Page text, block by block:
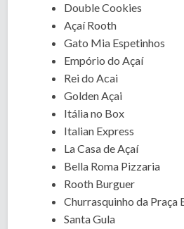
Double Cookies
Açaí Rooth
Gato Mia Espetinhos
Empório do Açaí
Rei do Acai
Golden Açai
Itália no Box
Italian Express
La Casa de Açaí
Bella Roma Pizzaria
Rooth Burguer
Churrasquinho da Praça
Santa Gula